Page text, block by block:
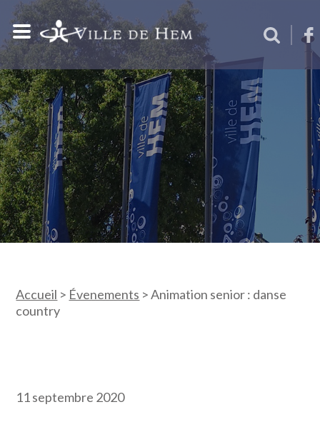
Accueil > Évenements >Animation senior : danse
country
11 septembre 2020